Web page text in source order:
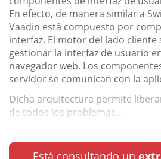
En efecto, de manera similar a
Vaadin está compuesto por
interfaz. El motor del lado cliente
gestionar la interfaz de usuario
navegador web. Los
servidor se comunican con la
Dicha arquitectura permite
de todos los problemas...
Está consultando un